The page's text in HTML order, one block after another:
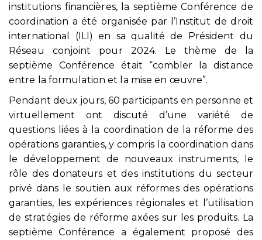
institutions financières, la septième Conférence de
coordination a été organisée par l’Institut de droit
international (ILI) en sa qualité de Président du
Réseau conjoint pour 2024. Le thème de la
septième Conférence était “combler la distance
entre la formulation et la mise en œuvre”.
Pendant deux jours, 60 participants en personne et
virtuellement ont discuté d’une variété de
questions liées à la coordination de la réforme des
opérations garanties, y compris la coordination dans
le développement de nouveaux instruments, le
rôle des donateurs et des institutions du secteur
privé dans le soutien aux réformes des opérations
garanties, les expériences régionales et l’utilisation
de stratégies de réforme axées sur les produits. La
septième Conférence a également proposé des